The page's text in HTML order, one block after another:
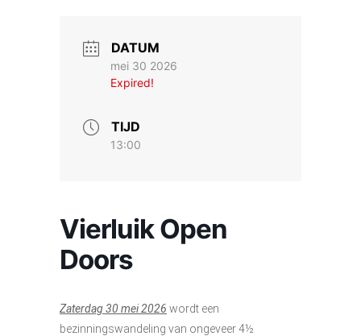
DATUM
mei 30 2026
Expired!
TIJD
13:00
Vierluik Open
Doors
Zaterdag 30 mei 2026 wordt een
bezinningswandeling van ongeveer 4½